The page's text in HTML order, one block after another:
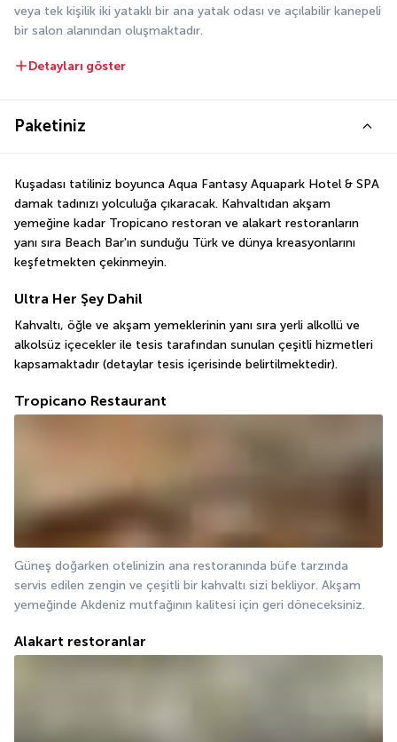
veya tek kişilik iki yataklı bir ana yatak odası ve açılabilir kanepeli
bir salon alanından oluşmaktadır.
Detayları göster
Paketiniz
Kuşadası tatiliniz boyunca Aqua Fantasy Aquapark Hotel & SPA
damak tadınızı yolculuğa çıkaracak. Kahvaltıdan akşam
yemeğine kadar Tropicano restoran ve alakart restoranların
yanı sıra Beach Bar'ın sunduğu Türk ve dünya kreasyonlarını
keşfetmekten çekinmeyin.
Ultra Her Şey Dahil
Kahvaltı, öğle ve akşam yemeklerinin yanı sıra yerli alkollü ve
alkolsüz içecekler ile tesis tarafından sunulan çeşitli hizmetleri
kapsamaktadır (detaylar tesis içerisinde belirtilmektedir).
Tropicano Restaurant
Güneş doğarken otelinizin ana restoranında büfe tarzında
servis edilen zengin ve çeşitli bir kahvaltı sizi bekliyor. Akşam
yemeğinde Akdeniz mutfağının kalitesi için geri döneceksiniz.
Alakart restoranlar